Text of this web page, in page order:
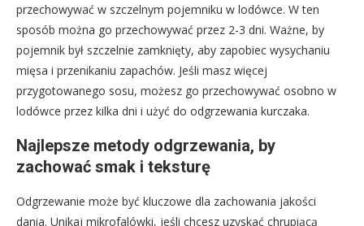
przechowywać w szczelnym pojemniku w lodówce. W ten
sposób można go przechowywać przez 2-3 dni. Ważne, by
pojemnik był szczelnie zamknięty, aby zapobiec wysychaniu
mięsa i przenikaniu zapachów. Jeśli masz więcej
przygotowanego sosu, możesz go przechowywać osobno w
lodówce przez kilka dni i użyć do odgrzewania kurczaka.
Najlepsze metody odgrzewania, by
zachować smak i teksturę
Odgrzewanie może być kluczowe dla zachowania jakości
dania. Unikaj mikrofalówki, jeśli chcesz uzyskać chrupiącą